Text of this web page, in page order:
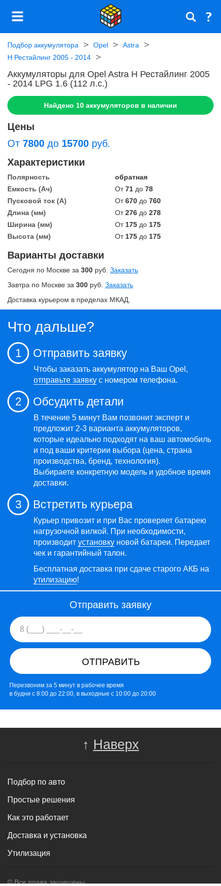
Подбор аккумулятора Opel
Astra
H Рестайлинг 2005 - 2014
Аккумуляторы для Opel Astra H Рестайлинг 2005
- 2014 LPG 1.6 (112 л.с.)
Найдено 10 аккумуляторов в наличии
Цены
От 7800 до 15700 руб.
Характеристики
Полярность
обратная
Емкость (Ач)
От71 до 78
Пусковой ток (А)
От670 до 760
Длина (мм)
От276 до 278
Ширина (мм)
От 175 до 175
Высота (мм)
От 175 до 175
Варианты доставки
Сегодня по Москве за 300 руб. Заказать
Завтра по Москве за 300 руб. Заказать
Доставка курьером в пределах МКАД.
Что дальше?
1 Отправить заявку
Чтобы заказать аккумулятор на Ваш Opel,
отправьте заявку с номером телефона.
2 Обсудить детали
В течение 5 минут Вам позвонит эксперт и
предложит 2-3 варианта аккумуляторов,
которые идеально подходят на ваш автомобиль
и под ваши критерии выбора (цена, страна
производства, бренд, технология).
Выбираете конкретную модель и удобное время
доставки.
3 Встретить курьера
Курьер привозит и при Вас проверяет батарею
нагрузочной вилкой. При необходимости,
производит установку новой батареи. Передает
чек и гарантийный талон.
Бесплатная доставка при сдаче старого АКБ на
утилизацию!
Отправить заявку
ОТПРАВИТЬ
Перезвоним за 5 минут в рабочее время
в будни с 8:00 до 22:00, в выходные с 10:00 до 20:00
↑ Наверх
Подбор по авто
Простые решения
Как это работает
Доставка и установка
Утилизация
© Все права защищены.